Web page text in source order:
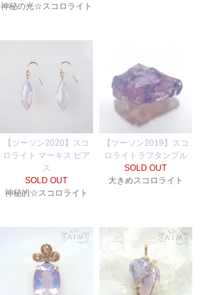
神秘の光☆スコロライト
【ツーソン2020】スコ
ロライト マーキス ピア
ス
SOLD OUT
神秘的☆スコロライト
【ツーソン2019】スコ
ロライトラフタンブル
SOLD OUT
大きめスコロライト